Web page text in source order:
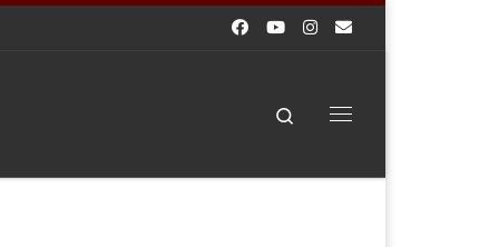
Search